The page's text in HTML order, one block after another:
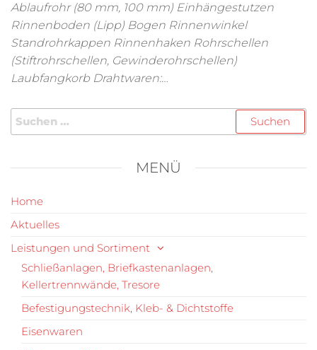
Ablaufrohr (80 mm, 100 mm) Einhängestutzen
Rinnenboden (Lipp) Bogen Rinnenwinkel
Standrohrkappen Rinnenhaken Rohrschellen
(Stiftrohrschellen, Gewinderohrschellen)
Laubfangkorb Drahtwaren:…
MENÜ
Home
Aktuelles
Leistungen und Sortiment
Schließanlagen, Briefkastenanlagen,
Kellertrennwände, Tresore
Befestigungstechnik, Kleb- & Dichtstoffe
Eisenwaren